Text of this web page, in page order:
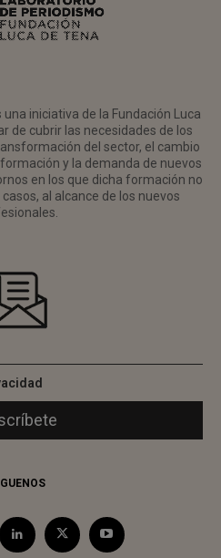
iniciativa de la Fundación Luca
de cubrir las necesidades de los
del sector, el cambio
y la demanda de nuevos
en los que dicha formación no
al alcance de los nuevos